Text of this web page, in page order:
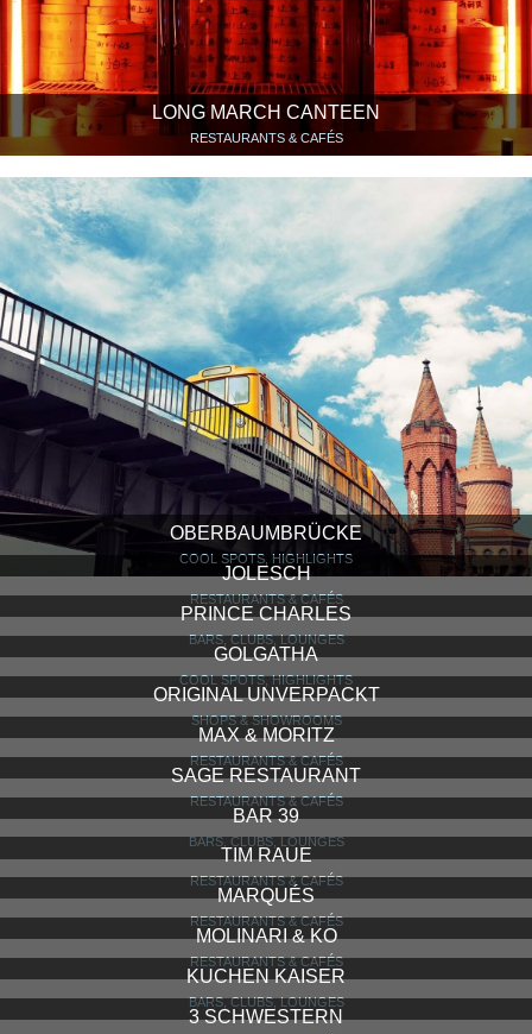
LONG MARCH CANTEEN
RESTAURANTS & CAFÉS
OBERBAUMBRÜCKE
COOL SPOTS, HIGHLIGHTS
JOLESCH
RESTAURANTS & CAFÉS
PRINCE CHARLES
BARS, CLUBS, LOUNGES
GOLGATHA
COOL SPOTS, HIGHLIGHTS
ORIGINAL UNVERPACKT
SHOPS & SHOWROOMS
MAX & MORITZ
RESTAURANTS & CAFÉS
SAGE RESTAURANT
RESTAURANTS & CAFÉS
BAR 39
BARS, CLUBS, LOUNGES
TIM RAUE
RESTAURANTS & CAFÉS
MARQUÉS
RESTAURANTS & CAFÉS
MOLINARI & KO
RESTAURANTS & CAFÉS
KUCHEN KAISER
BARS, CLUBS, LOUNGES
3 SCHWESTERN